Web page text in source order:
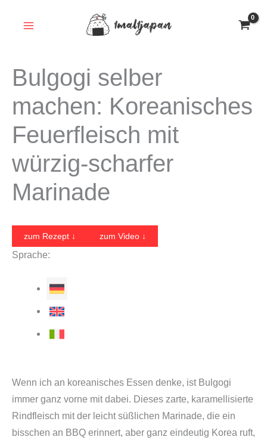
Bulgogi selber
machen: Koreanisches
Feuerfleisch mit
würzig-scharfer
Marinade
zum Rezept ↓ zum Video ↓
Sprache:
Wenn ich an koreanisches Essen denke, ist Bulgogi
immer ganz vorne mit dabei. Dieses zarte, karamellisierte
Rindfleisch mit der leicht süßlichen Marinade, die ein
bisschen an BBQ erinnert, aber ganz eindeutig Korea ruft,